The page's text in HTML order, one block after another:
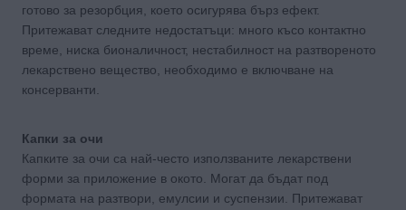
готово за резорбция, което осигурява бърз ефект.
Притежават следните недостатъци: много късо контактно
време, ниска бионаличност, нестабилност на разтвореното
лекарствено вещество, необходимо е включване на
консерванти.
Капки за очи
Капките за очи са най-често използваните лекарствени
форми за приложение в окото. Могат да бъдат под
формата на разтвори, емулсии и суспензии. Притежават